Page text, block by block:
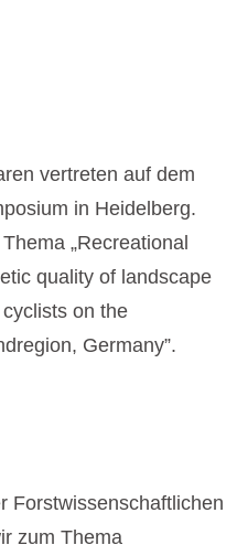
vertreten auf dem
in Heidelberg.
„Recreational
quality of landscape
on the
Germany”.
Forstwissenschaftlichen
zum Thema